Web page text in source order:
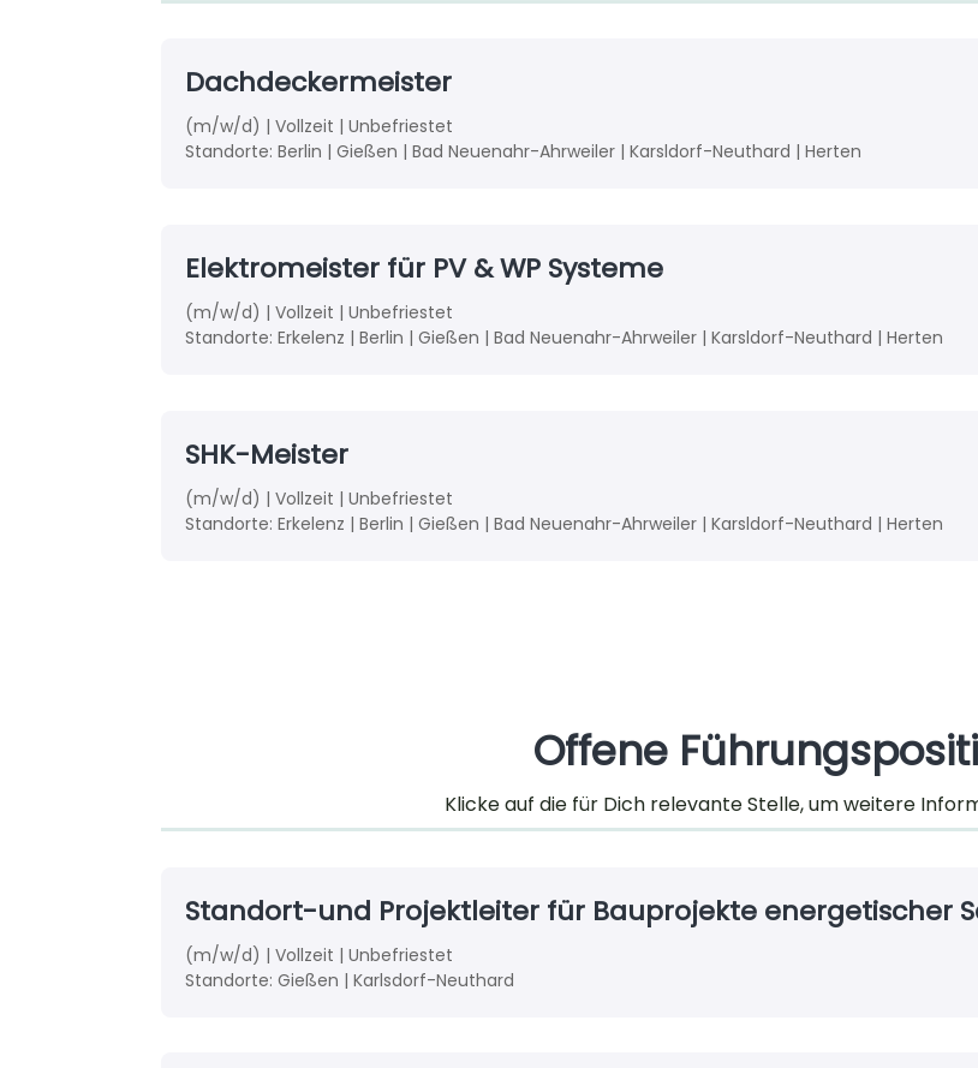
Dachdeckermeister
(m/w/d) | Vollzeit | Unbefriestet
Standorte: Berlin | Gießen | Bad Neuenahr-Ahrweiler | Karsldorf-Neuthard | Herten
Elektromeister für PV & WP Systeme
(m/w/d) | Vollzeit | Unbefriestet
Standorte: Erkelenz | Berlin | Gießen | Bad Neuenahr-Ahrweiler | Karsldorf-Neuthard | Herten
SHK-Meister
(m/w/d) | Vollzeit | Unbefriestet
Standorte: Erkelenz | Berlin | Gießen | Bad Neuenahr-Ahrweiler | Karsldorf-Neuthard | Herten
Offene
Klicke auf die für Dich relevante Stelle, um weitere
Standort-und Projektleiter für Bauprojekte energetischer
(m/w/d) | Vollzeit | Unbefriestet
Standorte:Gießen | Karlsdorf-Neuthard